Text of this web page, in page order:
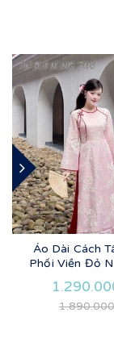
Áo Dài Cách
Phối Viền Đỏ